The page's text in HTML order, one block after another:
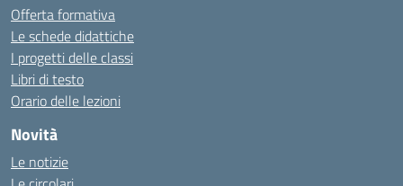
Offerta formativa
Le schede didattiche
I progetti delle classi
Libri di testo
Orario delle lezioni
Novità
Le notizie